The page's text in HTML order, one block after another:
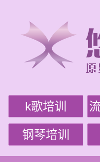
k歌培训
钢琴培训